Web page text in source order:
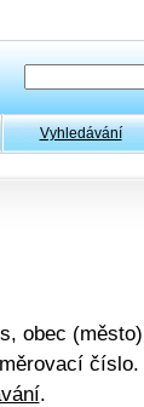
Vyhledávání
obec
.